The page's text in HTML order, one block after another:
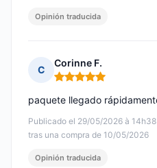
Opinión traducida
C
Corinne F.
Nota: 5 de 5
Publicado el 29/05/2026 à 14h38
tras una compra de 10/05/2026
paquete llegado
Opinión traducida